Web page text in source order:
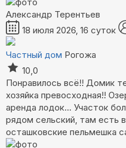
Александр Терентьев
18 июля 2026, 16 суток
Частный дом Рогожа
10,0
Понравилось всё!! Домик
хозяйка превосходная!!
аренда лодок... Участок
рядом сельский, там есть
осташковские пельмешка